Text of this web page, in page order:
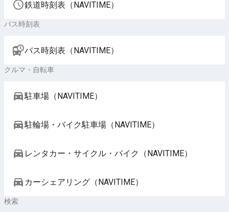
鉄道時刻表（NAVITIME）
バス時刻表
バス時刻表（NAVITIME）
クルマ・自転車
駐車場（NAVITIME）
駐輪場・バイク駐車場（NAVITIME）
レンタカー・サイクル・バイク（NAVITIME）
カーシェアリング（NAVITIME）
検索